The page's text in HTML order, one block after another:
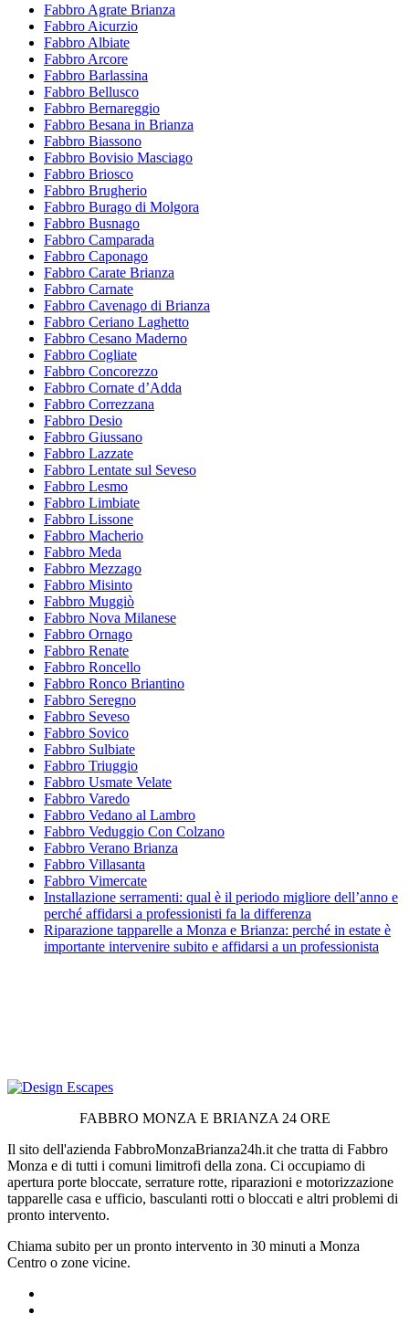
Fabbro Agrate Brianza
Fabbro Aicurzio
Fabbro Albiate
Fabbro Arcore
Fabbro Barlassina
Fabbro Bellusco
Fabbro Bernareggio
Fabbro Besana in Brianza
Fabbro Biassono
Fabbro Bovisio Masciago
Fabbro Briosco
Fabbro Brugherio
Fabbro Burago di Molgora
Fabbro Busnago
Fabbro Camparada
Fabbro Caponago
Fabbro Carate Brianza
Fabbro Carnate
Fabbro Cavenago di Brianza
Fabbro Ceriano Laghetto
Fabbro Cesano Maderno
Fabbro Cogliate
Fabbro Concorezzo
Fabbro Cornate d’Adda
Fabbro Correzzana
Fabbro Desio
Fabbro Giussano
Fabbro Lazzate
Fabbro Lentate sul Seveso
Fabbro Lesmo
Fabbro Limbiate
Fabbro Lissone
Fabbro Macherio
Fabbro Meda
Fabbro Mezzago
Fabbro Misinto
Fabbro Muggiò
Fabbro Nova Milanese
Fabbro Ornago
Fabbro Renate
Fabbro Roncello
Fabbro Ronco Briantino
Fabbro Seregno
Fabbro Seveso
Fabbro Sovico
Fabbro Sulbiate
Fabbro Triuggio
Fabbro Usmate Velate
Fabbro Varedo
Fabbro Vedano al Lambro
Fabbro Veduggio Con Colzano
Fabbro Verano Brianza
Fabbro Villasanta
Fabbro Vimercate
Installazione serramenti: qual è il periodo migliore dell’anno e
perché affidarsi a professionisti fa la differenza
Riparazione tapparelle a Monza e Brianza: perché in estate è
importante intervenire subito e affidarsi a un professionista
FABBRO MONZA E BRIANZA 24 ORE
Il sito dell'azienda FabbroMonzaBrianza24h.it che tratta di Fabbro
Monza e di tutti i comuni limitrofi della zona. Ci occupiamo di
apertura porte bloccate, serrature rotte, riparazioni e motorizzazione
tapparelle casa e ufficio, basculanti rotti o bloccati e altri problemi di
pronto intervento.
Chiama subito per un pronto intervento in 30 minuti a Monza
Centro o zone vicine.